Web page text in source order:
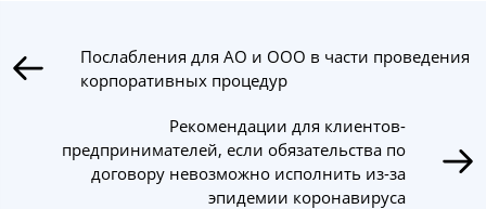
Послабления для АО и ООО в части проведения
корпоративных процедур
Рекомендации для клиентов-
предпринимателей, если обязательства по
договору невозможно исполнить из-за
эпидемии коронавируса